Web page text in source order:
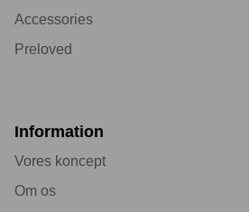
Accessories
Preloved
Information
Vores koncept
Om os